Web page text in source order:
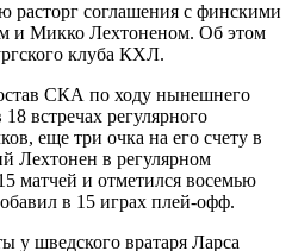
соглашения с финскими
и Микко Лехтоненом. Об этом
клуба КХЛ.
СКА по ходу нынешнего
встречах регулярного
еще три очка на его счету в
Лехтонен в регулярном
матчей и отметился восемью
в 15 играх плей-офф.
у шведского вратаря Ларса